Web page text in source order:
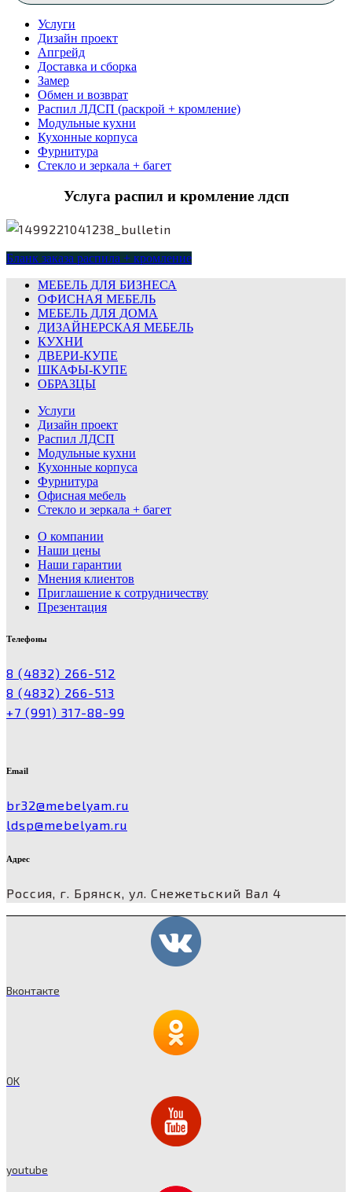
Услуги
Дизайн проект
Апгрейд
Доставка и сборка
Замер
Обмен и возврат
Распил ЛДСП (раскрой + кромление)
Модульные кухни
Кухонные корпуса
Фурнитура
Стекло и зеркала + багет
Услуга распил и кромление лдсп
Бланк заказа распила + кромление
МЕБЕЛЬ ДЛЯ БИЗНЕСА
ОФИСНАЯ МЕБЕЛЬ
МЕБЕЛЬ ДЛЯ ДОМА
ДИЗАЙНЕРСКАЯ МЕБЕЛЬ
КУХНИ
ДВЕРИ-КУПЕ
ШКАФЫ-КУПЕ
ОБРАЗЦЫ
Услуги
Дизайн проект
Распил ЛДСП
Модульные кухни
Кухонные корпуса
Фурнитура
Офисная мебель
Стекло и зеркала + багет
О компании
Наши цены
Наши гарантии
Мнения клиентов
Приглашение к сотрудничеству
Презентация
Телефоны
8 (4832) 266-512
8 (4832) 266-513
+7 (991) 317-88-99
Email
br32@mebelyam.ru
ldsp@mebelyam.ru
Адрес
Россия, г. Брянск, ул. Снежетьский Вал 4
Вконтакте
OK
youtube